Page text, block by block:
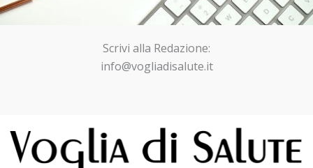
Scrivi alla Redazione:
info@vogliadisalute.it